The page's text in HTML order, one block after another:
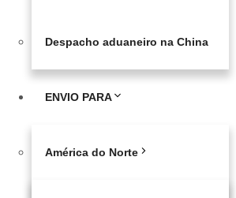
Despacho aduaneiro na China
ENVIO PARA
América do Norte